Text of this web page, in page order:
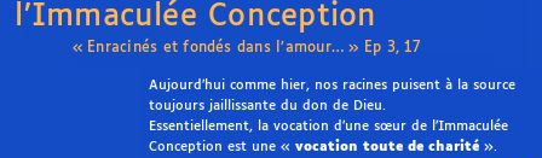
l’Immaculée Conception
« Enracinés et fondés dans l’amour… » Ep 3, 17
Aujourd’hui comme hier, nos racines puisent à la source
toujours jaillissante du don de Dieu.
Essentiellement, la vocation d’une sœur de l’Immaculée
Conception est une « vocation toute de charité».